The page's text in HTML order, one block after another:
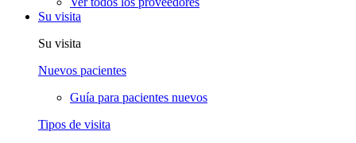
Su visita
Su visita
Nuevos pacientes
Guía para pacientes nuevos
Tipos de visita